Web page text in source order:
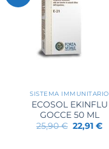
SISTEMA IMMUNITARIO
ECOSOL EKINFLU
GOCCE 50 ML
25,90€ Il
prezzo
22,91€Il